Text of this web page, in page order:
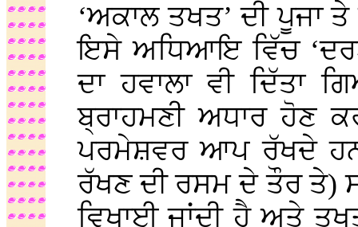
‘ਅਕਾਲ ਤਖਤ’ ਦੀ ਪੂਜਾ
ਇਸੇ ਅਧਿਆਇ ਵਿੱਚ
ਦਾ ਹਵਾਲਾ ਵੀ ਦਿੱਤਾ
ਬ੍ਰਾਹਮਣੀ ਅਧਾਰ ਹੋਣ
ਪਰਮੇਸ਼ਵਰ ਆਪ ਰੱਖਦੇ
ਰੱਖਣ ਦੀ ਰਸਮ ਦੇ ਤੌਰ ਤੇ)
ਵਿਖਾਈ ਜਾਂਦੀ ਹੈ ਅਤੇ